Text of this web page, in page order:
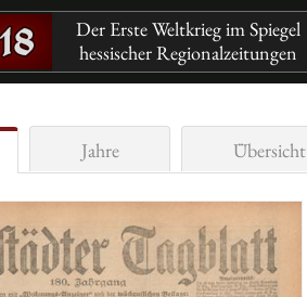
Der Erste Weltkrieg im Spiegel
hessischer Regionalzeitungen
Jahre Übersicht